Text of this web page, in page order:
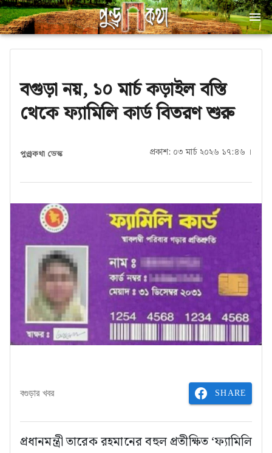
বগুড়া নয়, ১০ মার্চ কড়াইল বস্তি
থেকে ফ্যামিলি কার্ড বিতরণ শুরু
পুণ্ড্রকথা ডেস্ক প্রকাশ: ০৩ মার্চ ২০২৬ ১৭:৪৬ ।
বগুড়ার খবর SHARE
প্রধানমন্ত্রী তারেক রহমানের বহুল প্রতীক্ষিত ‘ফ্যামিলি